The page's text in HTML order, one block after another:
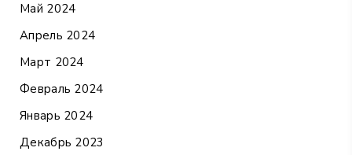
Май 2024
Апрель 2024
Март 2024
Февраль 2024
Январь 2024
Декабрь 2023